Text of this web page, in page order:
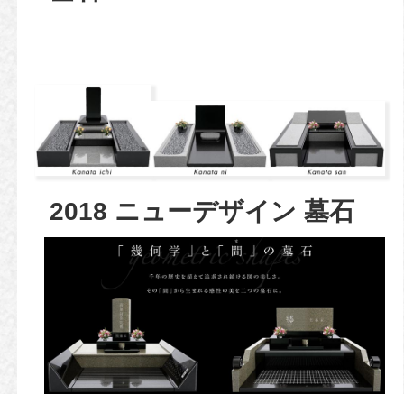
2018 ニューデザイン 墓石